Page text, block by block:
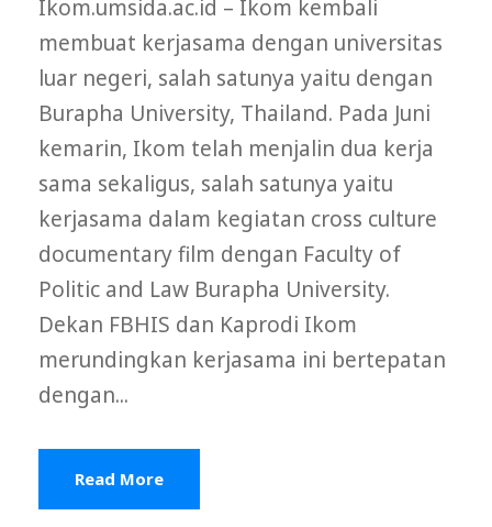
Ikom.umsida.ac.id – Ikom kembali
membuat kerjasama dengan universitas
luar negeri, salah satunya yaitu dengan
Burapha University, Thailand. Pada Juni
kemarin, Ikom telah menjalin dua kerja
sama sekaligus, salah satunya yaitu
kerjasama dalam kegiatan cross culture
documentary film dengan Faculty of
Politic and Law Burapha University.
Dekan FBHIS dan Kaprodi Ikom
merundingkan kerjasama ini bertepatan
dengan...
Read More